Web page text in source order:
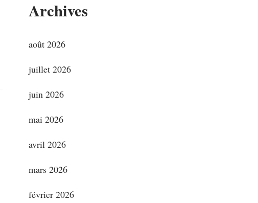
Archives
août 2026
juillet 2026
juin 2026
mai 2026
avril 2026
mars 2026
février 2026